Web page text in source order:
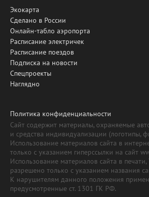
Экокарта
Сделано в России
Онлайн-табло аэропорта
Расписание электричек
Расписание поездов
Подписка на новости
Спецпроекты
Наглядно
Политика конфиденциальности
Сайт содержит материалы, охраняемые
и средства индивидуализации (логотипы,
Использование материалов сайта в
только с указанием гиперссылки на сайт
Использование материалов сайта в
разрешено только с указанием названия
К нарушителям данного положения
предусмотренные ст. 1301 ГК РФ.